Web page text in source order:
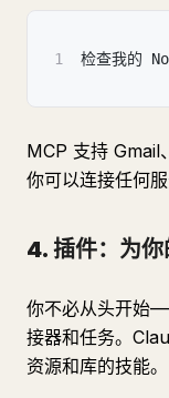
1 检查我的
MCP 支持 Gmail
你可以连接任何服
4. 插件：为
你不必从头开始
接器和任务。
资源和库的技能。